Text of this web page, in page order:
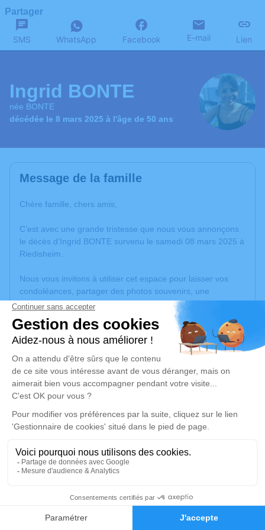
Faire-part Hommages
Partager
SMS WhatsApp Facebook E-mail Lien
Ingrid BONTE
née BONTE
décédée le 8 mars 2025 à l'âge de 50 ans
Message de la famille
Chère famille, chers amis,
C’est avec une grande tristesse que nous vous annonçons
le décès d’Ingrid BONTE survenu le samedi 08 mars 2025 à
Riedisheim.
Nous vous invitons à utiliser cet espace pour laisser vos
condoléances, partager des photos souvenirs, une
anecdote ou exprimer vos pensées à travers des poèmes
ou des textes. Cet endroit est un lieu d'expression dédié à
honorer la mémoire d’Ingrid BONTE.
Un service de plantation d’arbre hommage estdisponible
lundi 24 mars 2025 à 14h30
Chapelle Saint Luc de Mulhouse
46 Rue Albert Camus